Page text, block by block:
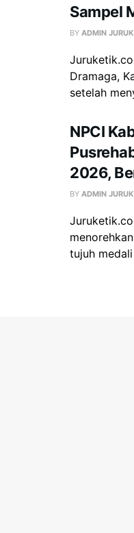
Sampel
BY ADMIN
Dramaga,
setelah
NPCI
2026,
BY ADMIN
tujuh